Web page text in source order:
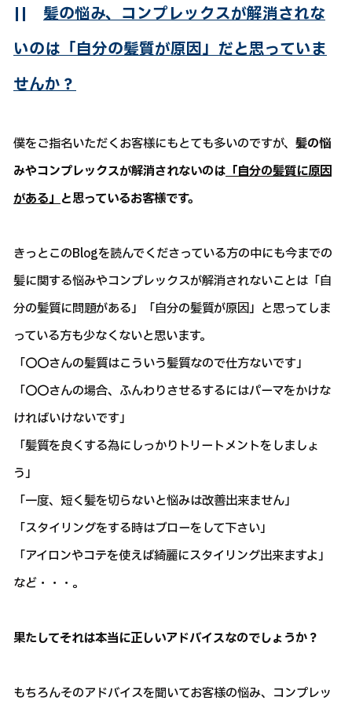
|| 髪の悩み、コンプレックスが解消されな
いのは「自分の髪質が原因」だと思っていま
せんか？
僕をご指名いただくお客様にもとても多いのですが、 髪の悩
みやコンプレックスが解消されないのは「自分の髪質に原因
がある」と思っているお客様です。
きっとこのBlogを読んでくださっている方の中にも今までの
髪に関する悩みやコンプレックスが解消されないことは「自
分の髪質に問題がある」「自分の髪質が原因」と思ってしま
っている方も少なくないと思います。
「〇〇さんの髪質はこういう髪質なので仕方ないです」
「〇〇さんの場合、ふんわりさせるするにはパーマをかけな
ければいけないです」
「髪質を良くする為にしっかりトリートメントをしましょ
う」
「一度、短く髪を切らないと悩みは改善出来ません」
「スタイリングをする時はブローをして下さい」
「アイロンやコテを使えば綺麗にスタイリング出来ますよ」
など・・・。
果たしてそれは本当に正しいアドバイスなのでしょうか？
もちろんそのアドバイスを聞いてお客様の悩み、コンプレッ